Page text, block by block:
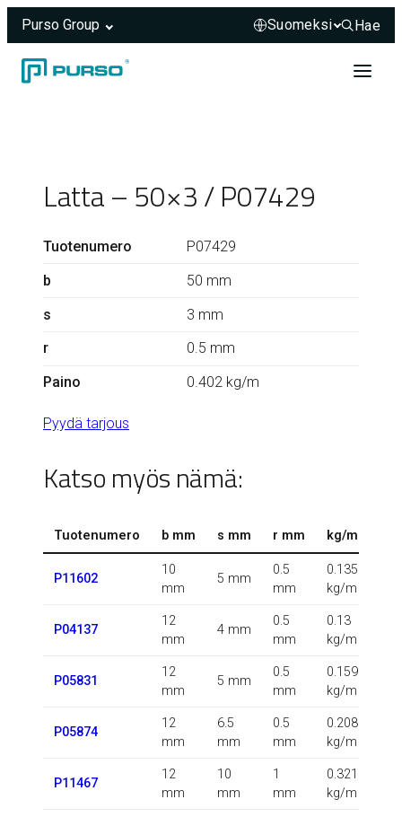
Purso Group
Hae
Hae
Latta – 50×3 / P07429
Tuotenumero
P07429
b
50 mm
s
3 mm
r
0.5 mm
Paino
0.402 kg/m
Pyydä tarjous
Katso myös nämä:
Tuotenumero b mm s mm r mm kg/m
P11602
10
mm
5 mm
0.5
mm
0.135
kg/m
P04137
12
mm
4 mm
0.5
mm
0.13
kg/m
P05831
12
mm
5 mm
0.5
mm
0.159
kg/m
P05874
12
mm
6.5
mm
0.5
mm
0.208
kg/m
P11467
12
mm
10
mm
1
mm
0.321
kg/m